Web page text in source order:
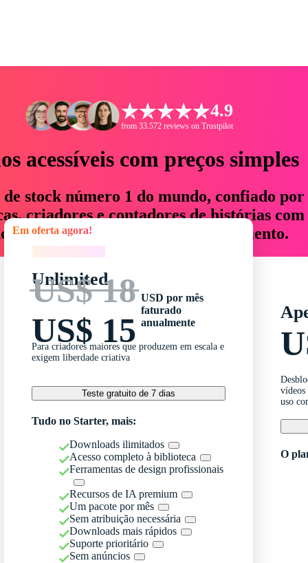
4.9
from 33.572 reviews on Trustpilot
acessíveis com preços simples
stock número 1 do mundo, confiado
criadores e contadores de histórias
até 76% em tempo e orçamento.
Em oferta agora!
Unlimited
US$ 18
US$ 15
USD por mês
faturado
anualmente
Para criadores maiores que produzem em escala e
exigem liberdade criativa
Teste gratuito de 7 dias
Tudo no Starter, mais:
Downloads ilimitados
Acesso completo à biblioteca
Ferramentas de design profissionais
Recursos de IA premium
Um pacote por mês
Sem atribuição necessária
Downloads mais rápidos
Suporte prioritário
Sem anúncios
vídeos
uso
O